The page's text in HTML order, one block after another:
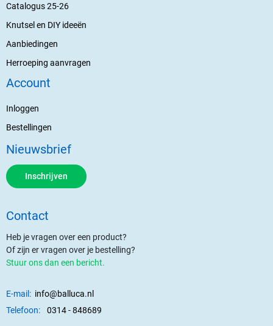
Catalogus 25-26
Knutsel en DIY ideeën
Aanbiedingen
Herroeping aanvragen
Account
Inloggen
Bestellingen
Nieuwsbrief
Inschrijven
Contact
Heb je vragen over een product?
Of zijn er vragen over je bestelling?
Stuur ons dan een bericht.
E-mail: info@balluca.nl
Telefoon:
0314 - 848689